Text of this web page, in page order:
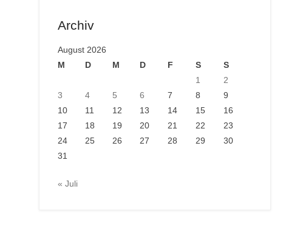
Archiv
August 2026
M
D M D F S
S
1
2
3
4 5 6 7 8
9
10
11 12 13 14 15
16
17
18 19 20 21 22
23
24
25 26 27 28 29
30
31
« Juli